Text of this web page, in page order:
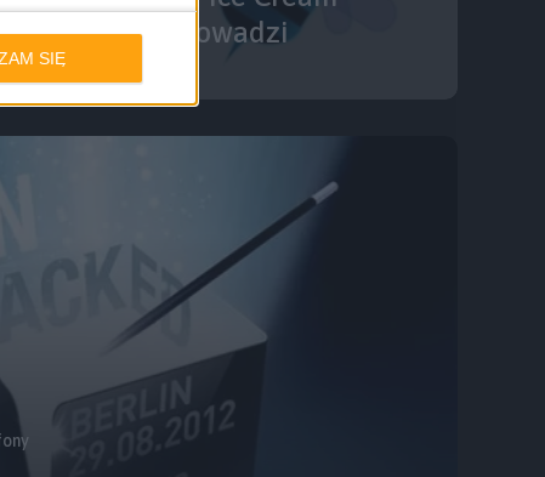
SIĘ
nadal prowadzi